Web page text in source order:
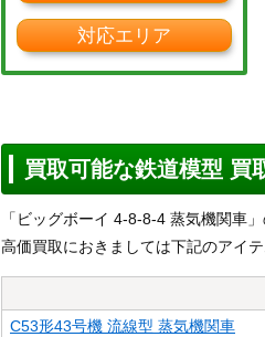
対応エリア
買取可能な鉄道模型 買
「ビッグボーイ 4-8-8-4 蒸気機関車
高価買取におきましては下記のアイテ
C53形43号機 流線型 蒸気機関車